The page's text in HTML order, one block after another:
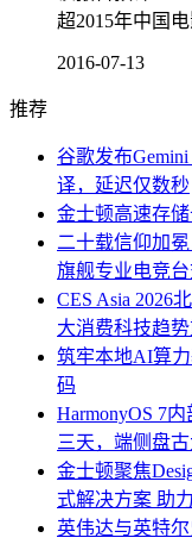
超2015年中国
2016-07-13
推荐
谷歌发布Gemini
译，延迟仅数秒
金士顿高速存
二十载信仰加
旗舰专业电竞
CES Asia 2026
大消费科技趋
筑牢本地AI算
码
HarmonyOS 7
三天，端侧盘
金士顿聚焦
式解决方案 助
英伟达与英特